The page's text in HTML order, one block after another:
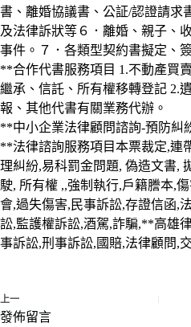
書、離婚協議書、公証/認證請求
及法律訴狀等６．離婚、親子、
事件。７．各類型契約書擬定、
**合作代書服務項目 1.不動產買
繼承、信託、所有權移轉登記 2.
報、其他代書有關業務代辦。
**中小企業法律顧問諮詢-預防糾
**法律諮詢服務項目本票裁定,連
理糾紛,易科罰金問題, 偽造文書,
駛, 所有權 ,,強制執行,戶籍謄本,
會,過失傷害,民事訴訟,存證信函,
訟,監護權訴訟,酒駕,詐騙,**高雄
事訴訟,刑事訴訟,國賠,法律顧問,
上一
發佈留言